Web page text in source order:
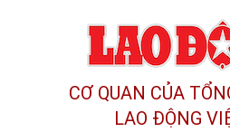
CƠ QUAN CỦA
LAO ĐỘNG